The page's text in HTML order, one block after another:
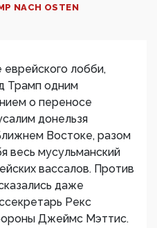
NACH OSTEN
лобби,
Трамп одним
о переносе
донельзя
Востоке, разом
весь мусульманский
вассалов. Против
даже
Рекс
Джеймс Мэттис.